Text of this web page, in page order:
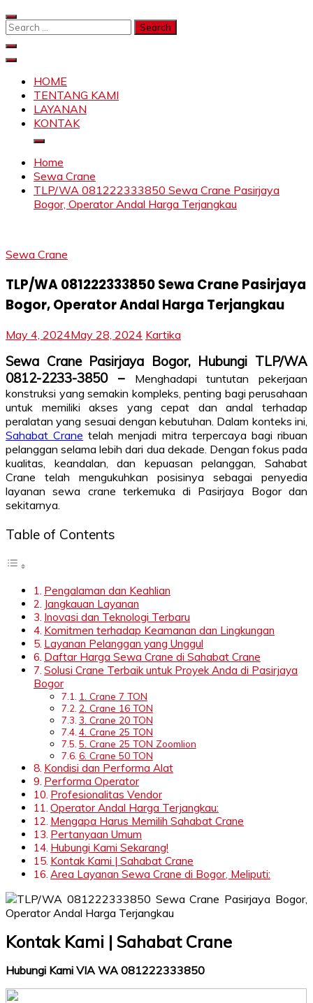
Skip
to
Search
SKYLIFTHOME
TENTANG KAMI
LAYANAN
KONTAK
Home
Sewa Crane
TLP/WA 081222333850 Sewa Crane Pasirjaya
Bogor, Operator Andal Harga Terjangkau
Sewa Crane
TLP/WA 081222333850 Sewa Crane Pasirjaya
Bogor, Operator Andal Harga Terjangkau
May 4, 2024May 28, 2024 Kartika
Sewa Crane Pasirjaya Bogor, Hubungi TLP/WA
0812-2233-3850 –
Menghadapi tuntutan pekerjaan
konstruksi yang semakin kompleks, penting bagi perusahaan
untuk memiliki akses yang cepat dan andal terhadap
peralatan yang sesuai dengan kebutuhan. Dalam konteks ini,
Sahabat Crane telah menjadi mitra terpercaya bagi ribuan
pelanggan selama lebih dari dua dekade. Dengan fokus pada
kualitas, keandalan, dan kepuasan pelanggan, Sahabat
Crane telah mengukuhkan posisinya sebagai penyedia
layanan sewa crane terkemuka di Pasirjaya Bogor dan
sekitarnya.
Table of Contents
Pengalaman dan Keahlian
Jangkauan Layanan
Inovasi dan Teknologi Terbaru
Komitmen terhadap Keamanan dan Lingkungan
Layanan Pelanggan yang Unggul
Daftar Harga Sewa Crane di Sahabat Crane
Solusi Crane Terbaik untuk Proyek Anda di Pasirjaya
Bogor
1. Crane 7 TON
2. Crane 16 TON
3. Crane 20 TON
4. Crane 25 TON
5. Crane 25 TON Zoomlion
6. Crane 50 TON
Kondisi dan Performa Alat
Performa Operator
Profesionalitas Vendor
Operator Andal Harga Terjangkau:
Mengapa Harus Memilih Sahabat Crane
Pertanyaan Umum
Hubungi Kami Sekarang!
Kontak Kami | Sahabat Crane
Area Layanan Sewa Crane di Bogor, Meliputi:
Kontak Kami | Sahabat Crane
Hubungi Kami VIA WA 081222333850